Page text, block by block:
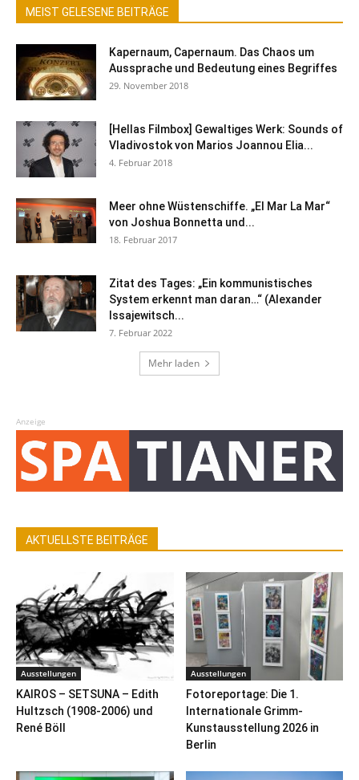
MEIST GELESENE BEITRÄGE
Kapernaum, Capernaum. Das Chaos um
Aussprache und Bedeutung eines Begriffes
29. November 2018
[Hellas Filmbox] Gewaltiges Werk: Sounds of
Vladivostok von Marios Joannou Elia...
4. Februar 2018
Meer ohne Wüstenschiffe. „El Mar La Mar“
von Joshua Bonnetta und...
18. Februar 2017
Zitat des Tages: „Ein kommunistisches
System erkennt man daran…“ (Alexander
Issajewitsch...
7. Februar 2022
Mehr laden
Anzeige
AKTUELLSTE BEITRÄGE
Ausstellungen
KAIROS – SETSUNA – Edith
Hultzsch (1908-2006) und
René Böll
Ausstellungen
Fotoreportage: Die 1.
Internationale Grimm-
Kunstausstellung 2026 in
Berlin